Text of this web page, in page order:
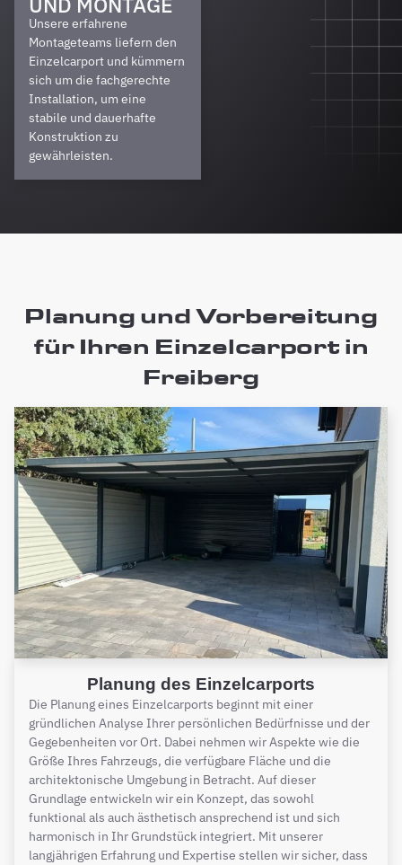
Unsere erfahrene
Montageteams liefern den
Einzelcarport und kümmern
sich um die fachgerechte
Installation, um eine
stabile und dauerhafte
Konstruktion zu
gewährleisten.
Planung und Vorbereitung
für Ihren Einzelcarport in
Freiberg
Planung des Einzelcarports
Die Planung eines Einzelcarports beginnt mit einer
gründlichen Analyse Ihrer persönlichen Bedürfnisse und der
Gegebenheiten vor Ort. Dabei nehmen wir Aspekte wie die
Größe Ihres Fahrzeugs, die verfügbare Fläche und die
architektonische Umgebung in Betracht. Auf dieser
Grundlage entwickeln wir ein Konzept, das sowohl
funktional als auch ästhetisch ansprechend ist und sich
harmonisch in Ihr Grundstück integriert. Mit unserer
langjährigen Erfahrung und Expertise stellen wir sicher, dass